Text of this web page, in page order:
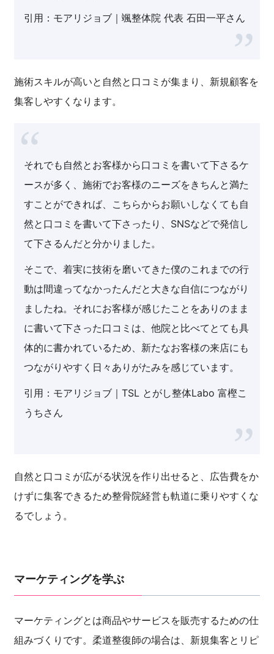
引用：モアリジョブ｜颯整体院 代表 石田一平さん
施術スキルが高いと自然と口コミが集まり、新規顧客を
集客しやすくなります。
それでも自然とお客様から口コミを書いて下さるケ
ースが多く、施術でお客様のニーズをきちんと満た
すことができれば、こちらからお願いしなくても自
然と口コミを書いて下さったり、SNSなどで発信し
て下さるんだと分かりました。
そこで、着実に技術を磨いてきた僕のこれまでの行
動は間違ってなかったんだと大きな自信につながり
ましたね。それにお客様が感じたことをありのまま
に書いて下さった口コミは、他院と比べてとても具
体的に書かれているため、新たなお客様の来店にも
つながりやすく日々ありがたみを感じています。
引用：モアリジョブ｜TSL とがし整体Labo 富樫こ
うちさん
自然と口コミが広がる状況を作り出せると、広告費をか
けずに集客できるため整骨院経営も軌道に乗りやすくな
るでしょう。
マーケティングを学ぶ
マーケティングとは商品やサービスを販売するための仕
組みづくりです。柔道整復師の場合は、新規集客とリピ